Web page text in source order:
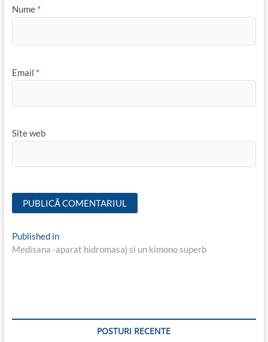
Nume *
Email *
Site web
Navigare
în
Published in
Medisana -aparat hidromasaj si un kimono superb
POSTURI RECENTE